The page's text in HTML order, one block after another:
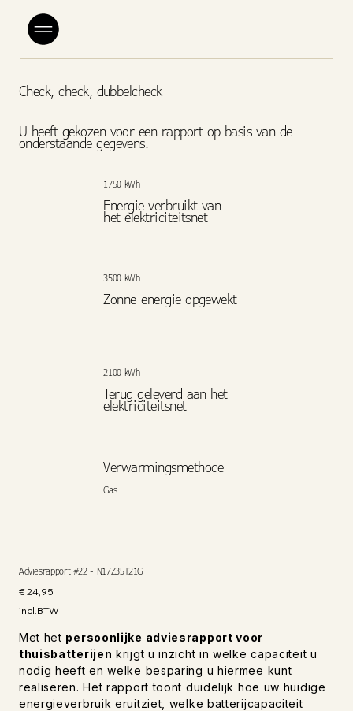
Check, check, dubbelcheck
U heeft gekozen voor een rapport op basis van de
onderstaande gegevens.
1750 kWh
Energie verbruikt van
het elektriciteitsnet
3500 kWh
Zonne-energie opgewekt
2100 kWh
Terug geleverd aan het
elektriciteitsnet
Gas
Verwarmingsmethode
Adviesrapport #22 - N17Z35T21G
Prijs
€ 24,95
incl.BTW
Met het persoonlijke adviesrapport voor
thuisbatterijen krijgt u inzicht in welke capaciteit u
nodig heeft en welke besparing u hiermee kunt
realiseren. Het rapport toont duidelijk hoe uw huidige
energieverbruik eruitziet, welke batterijcapaciteit